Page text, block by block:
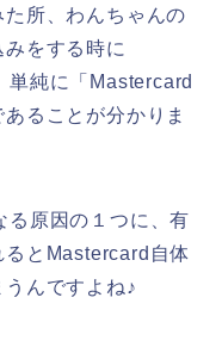
所、わんちゃんの
をする時に
単純に「Mastercard
ることが分かりま
原因の１つに、有
とMastercard自体
んですよね♪